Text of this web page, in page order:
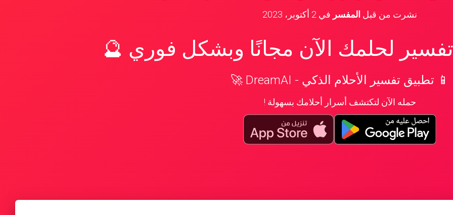
نشرت من قبل المفسر في 2 أكتوبر، 2023
لحلمك الآن مجانًا وبشكل فوري 🔮
📱 تطبيق تفسير الأحلام الذكي - DreamAI 🚀
حمله الآن لتكتشف أسرار أحلامك بسهولة !